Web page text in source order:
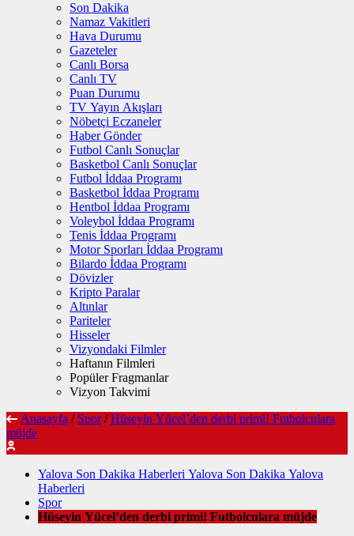
Son Dakika
Namaz Vakitleri
Hava Durumu
Gazeteler
Canlı Borsa
Canlı TV
Puan Durumu
TV Yayın Akışları
Nöbetçi Eczaneler
Haber Gönder
Futbol Canlı Sonuçlar
Basketbol Canlı Sonuçlar
Futbol İddaa Programı
Basketbol İddaa Programı
Hentbol İddaa Programı
Voleybol İddaa Programı
Tenis İddaa Programı
Motor Sporları İddaa Programı
Bilardo İddaa Programı
Dövizler
Kripto Paralar
Altınlar
Pariteler
Hisseler
Vizyondaki Filmler
Haftanın Filmleri
Popüler Fragmanlar
Vizyon Takvimi
Anasayfa / Spor / Hüseyin Yücel’den derbi primi! Futbolculara
müjde
Yalova Son Dakika Haberleri Yalova Son Dakika Yalova
Haberleri
Spor
Hüseyin Yücel’den derbi primi! Futbolculara müjde